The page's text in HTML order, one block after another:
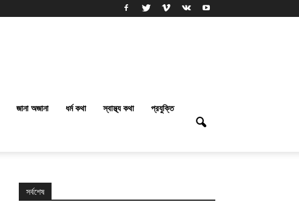
জানা অজানা ধর্ম কথা স্বাস্থ্য কথা প্রযুক্তি
সর্বশেষ